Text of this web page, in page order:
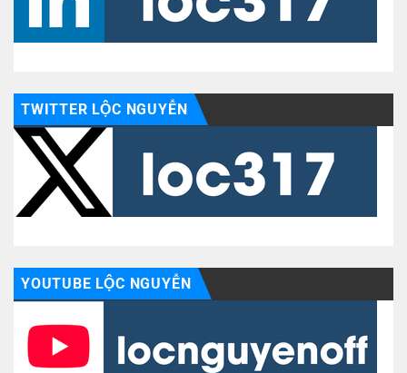
TWITTER LỘC NGUYỄN
YOUTUBE LỘC NGUYỄN